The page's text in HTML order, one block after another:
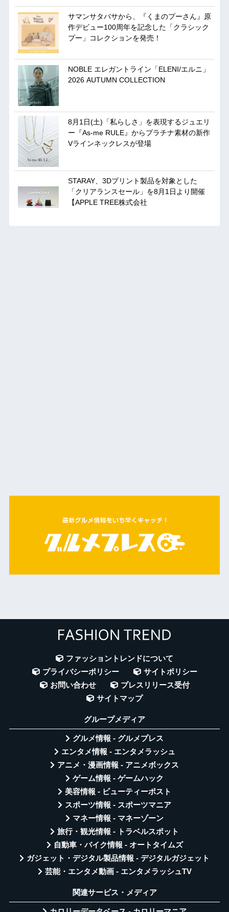
サマンサタバサから、『くまのプーさん』原
作デビュー100周年を記念した「クラシック
プー」コレクションを発売！
NOBLE エレガントライン「ELENI/エルニ」
2026 AUTUMN COLLECTION
8月1日(土)「私らしさ」を表現するジュエリ
ー『As-me RULE』からプラチナ素材の新作
Vラインネックレスが登場
STARAY、3Dプリント製品を対象とした
「クリアランスセール」を8月1日より開催
【APPLE TREE株式会社
ファッショントレンドについて
プライバシーポリシー
サイトポリシー
お問い合わせ
プレスリリース受付
サイトマップ
グループメディア
グルメ情報 - グルメプレス
エンタメ情報 - エンタメラッシュ
アニメ・漫画情報 - アニメボックス
ゲーム情報 - ゲームハック
美容情報 - ビューティーポスト
スポーツ情報 - スポーツマニア
マネー情報 - マネーゾーン
旅行・観光情報 - トラベルスポット
自動車・バイク情報 - オートタイムズ
ガジェット・デジタル製品情報 - デジタルガジェット
芸能・エンタメ動画 - エンタメラッシュTV
関連サービス・メディア